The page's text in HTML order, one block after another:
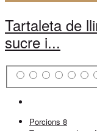
Tartaleta de
sucre i...
Porcions 8